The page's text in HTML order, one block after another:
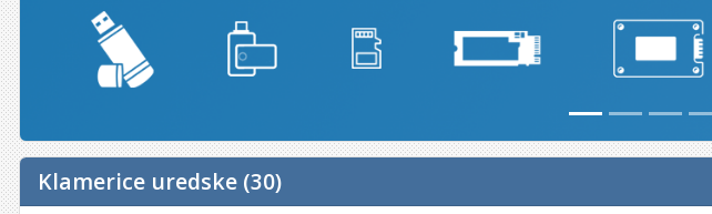
Klamerice uredske (30)